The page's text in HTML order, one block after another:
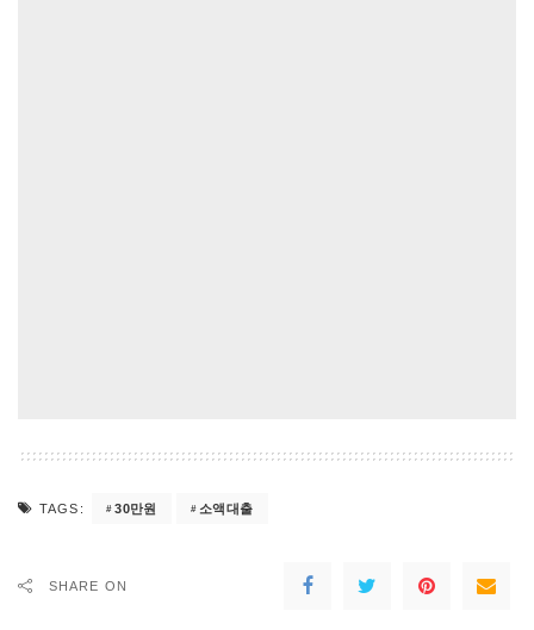
TAGS: 30만원 소액대출
SHARE ON